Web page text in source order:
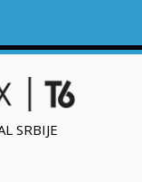
SRBIJE